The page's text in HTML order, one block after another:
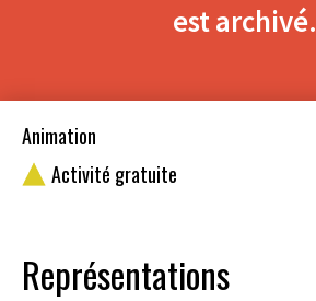
est archivé.
Animation
Activité gratuite
Représentations